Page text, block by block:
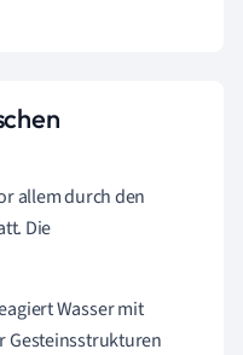
allem durch den
Die
Wasser mit
Gesteinsstrukturen